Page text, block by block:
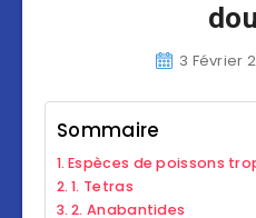
3 Février
Sommaire
Espèces de poissons
1. Tetras
2. Anabantides